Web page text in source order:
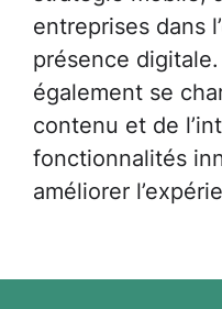
entreprises dans
présence
également se
contenu et de
fonctionnalités
améliorer